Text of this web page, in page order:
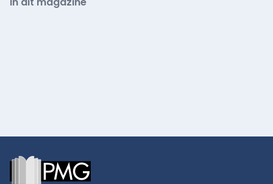
Footer